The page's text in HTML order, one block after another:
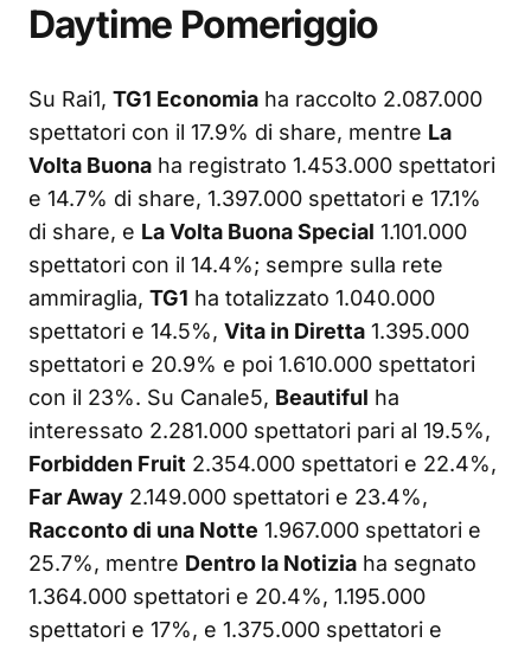
Daytime Pomeriggio
Su Rai1, TG1 Economia ha raccolto 2.087.000
spettatori con il 17.9% di share, mentre La
Volta Buona ha registrato 1.453.000 spettatori
e 14.7% di share, 1.397.000 spettatori e 17.1%
di share, e La Volta Buona Special 1.101.000
spettatori con il 14.4%; sempre sulla rete
ammiraglia, TG1 ha totalizzato 1.040.000
spettatori e 14.5%, Vita in Diretta 1.395.000
spettatori e 20.9% e poi 1.610.000 spettatori
con il 23%. Su Canale5, Beautiful ha
interessato 2.281.000 spettatori pari al 19.5%,
Forbidden Fruit 2.354.000 spettatori e 22.4%,
Far Away 2.149.000 spettatori e 23.4%,
Racconto di una Notte 1.967.000 spettatori e
25.7%, mentre Dentro la Notizia ha segnato
1.364.000 spettatori e 20.4%, 1.195.000
spettatori e 17%, e 1.375.000 spettatori e